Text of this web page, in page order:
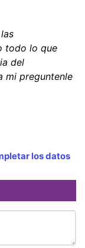
todo lo que
del
mi preguntenle
los datos